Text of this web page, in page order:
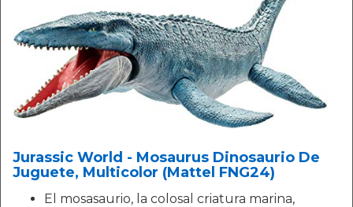
Jurassic World - Mosaurus Dinosaurio De
Juguete, Multicolor (Mattel FNG24)
El mosasaurio, la colosal criatura marina,